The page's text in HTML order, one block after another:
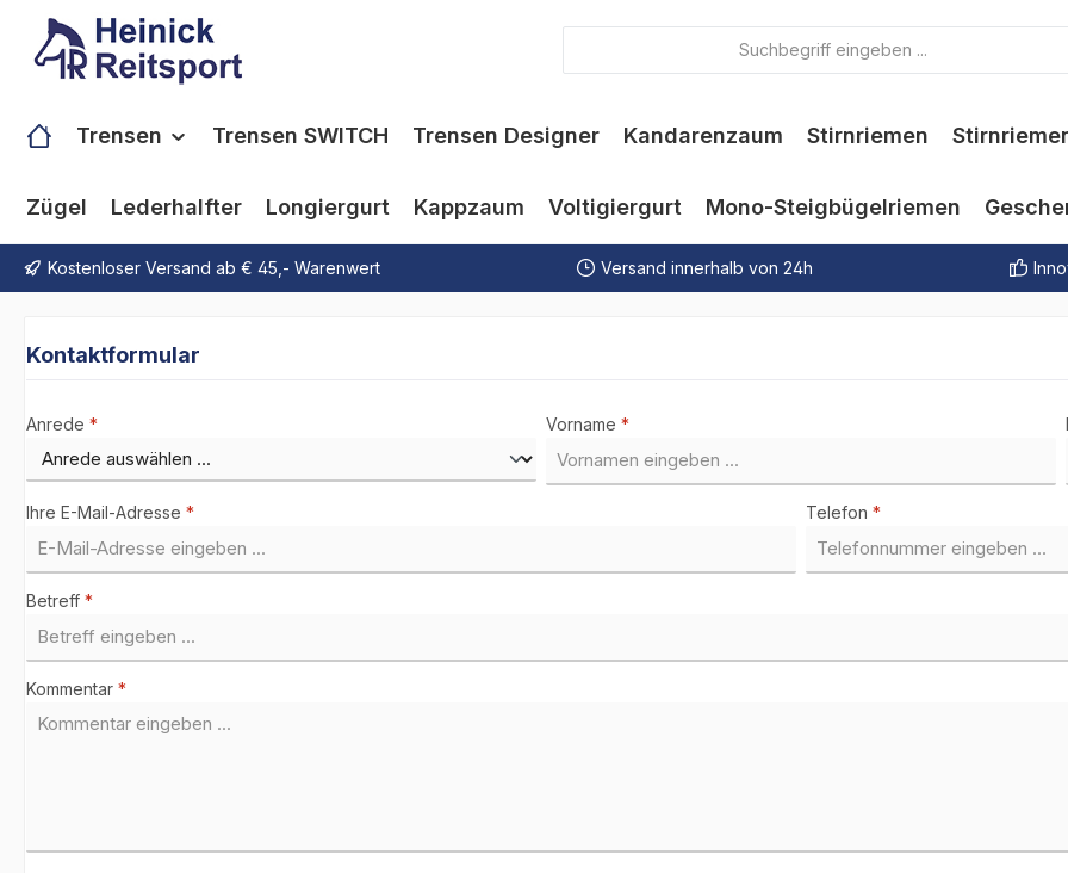
Hauptinhalt springen
Zur Suche springen
Zur Hauptnavigation springen
Trensen Trensen SWITCH Trensen Designer Kandarenzaum Stirnriemen
Zügel Lederhalfter Longiergurt Kappzaum Voltigiergurt Mono-Steigbügelriemen
Kostenloser Versand ab € 45,- Warenwert Versand innerhalb von 24h
Kontaktformular
Anrede * Vorname *
Ihre E-Mail-Adresse * Telefon *
Betreff *
Kommentar *